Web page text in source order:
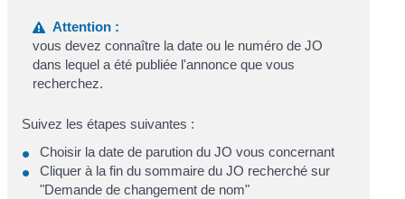
Attention :
vous devez connaître la date ou le numéro de JO
dans lequel a été publiée l'annonce que vous
recherchez.
Suivez les étapes suivantes :
Choisir la date de parution du JO vous concernant
Cliquer à la fin du sommaire du JO recherché sur
"Demande de changement de nom"